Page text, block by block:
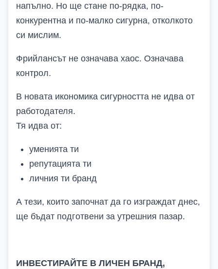
напълно. Но ще стане по-рядка, по-
конкурентна и по-малко сигурна, отколкото
си мислим.
Фрийлансът не означава хаос. Означава
контрол.
В новата икономика сигурността не идва от
работодателя.
Тя идва от:
уменията ти
репутацията ти
личния ти бранд
А тези, които започнат да го изграждат днес,
ще бъдат подготвени за утрешния пазар.
ИНВЕСТИРАЙТЕ В ЛИЧЕН БРАНД,